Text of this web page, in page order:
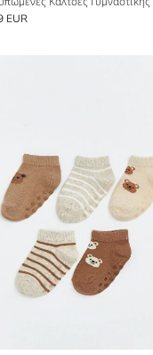
EUR